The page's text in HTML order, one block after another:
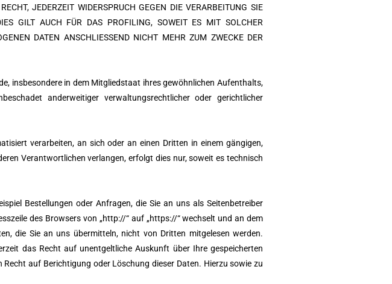
JEDERZEIT WIDERSPRUCH GEGEN DIE VERARBEITUNG SIE
GILT AUCH FÜR DAS PROFILING, SOWEIT ES MIT SOLCHER
DATEN ANSCHLIESSEND NICHT MEHR ZUM ZWECKE DER
insbesondere in dem Mitgliedstaat ihres gewöhnlichen Aufenthalts,
anderweitiger verwaltungsrechtlicher oder gerichtlicher
verarbeiten, an sich oder an einen Dritten in einem gängigen,
Verantwortlichen verlangen, erfolgt dies nur, soweit es technisch
Bestellungen oder Anfragen, die Sie an uns als Seitenbetreiber
des Browsers von „http://“ auf „https://“ wechselt und an dem
die Sie an uns übermitteln, nicht von Dritten mitgelesen werden.
das Recht auf unentgeltliche Auskunft über Ihre gespeicherten
auf Berichtigung oder Löschung dieser Daten. Hierzu sowie zu